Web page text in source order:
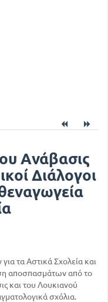
Ανάβασις
Διάλογοι
τα Αστικά Σχολεία και
αποσπασμάτων από το
και του Λουκιανού
σχόλια.